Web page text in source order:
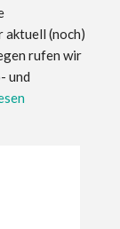
aktuell (noch)
rufen wir
und